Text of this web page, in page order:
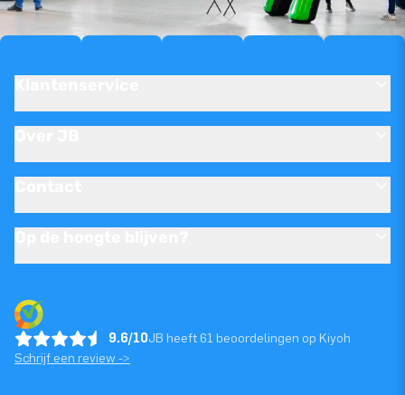
9.6/10JB heeft 61 beoordelingen op Kiyoh
Schrijf een review ->